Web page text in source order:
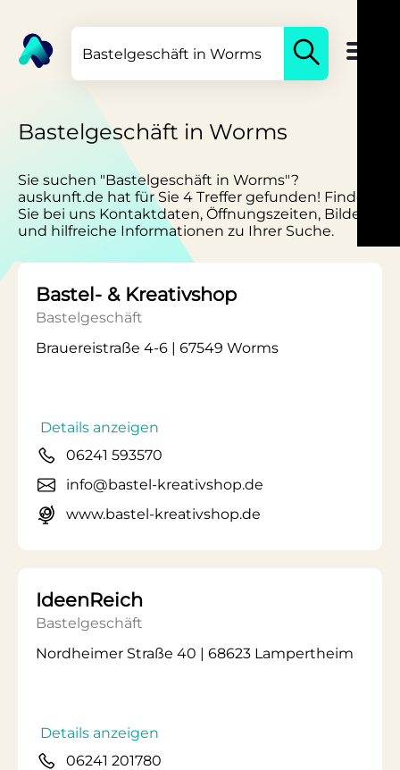
Bastelgeschäft in Worms
Sie suchen "Bastelgeschäft in Worms"?
auskunft.de hat für Sie 4 Treffer gefunden! Finden
Sie bei uns Kontaktdaten, Öffnungszeiten, Bilder
und hilfreiche Informationen zu Ihrer Suche.
Bastel- & Kreativshop
Bastelgeschäft
Brauereistraße 4-6 | 67549 Worms
Details anzeigen
06241 593570
info@bastel-kreativshop.de
www.bastel-kreativshop.de
IdeenReich
Bastelgeschäft
Nordheimer Straße 40 | 68623 Lampertheim
Details anzeigen
06241 201780